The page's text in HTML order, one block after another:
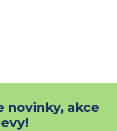
novinky, akce